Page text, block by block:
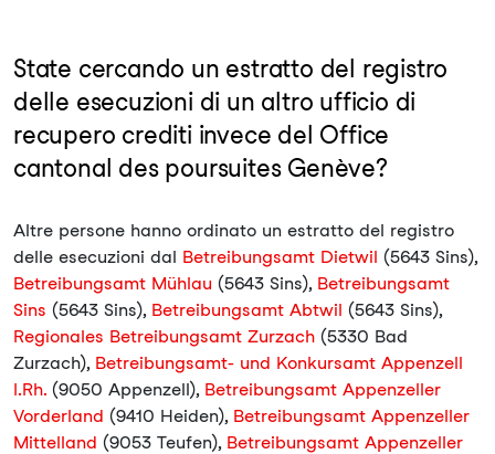
State cercando un estratto del registro
delle esecuzioni di un altro ufficio di
recupero crediti invece del Office
cantonal des poursuites Genève?
Altre persone hanno ordinato un estratto del registro
delle esecuzioni dal Betreibungsamt Dietwil (5643 Sins),
Betreibungsamt Mühlau (5643 Sins), Betreibungsamt
Sins (5643 Sins), Betreibungsamt Abtwil (5643 Sins),
Regionales Betreibungsamt Zurzach (5330 Bad
Zurzach), Betreibungsamt- und Konkursamt Appenzell
I.Rh. (9050 Appenzell), Betreibungsamt Appenzeller
Vorderland (9410 Heiden), Betreibungsamt Appenzeller
Mittelland (9053 Teufen), Betreibungsamt Appenzeller